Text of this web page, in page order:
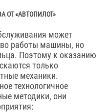
ОТ «АВТОПИЛОТ»
может
работы машины, но
Поэтому к оказанию
только
механики.
технологичное
методики, они